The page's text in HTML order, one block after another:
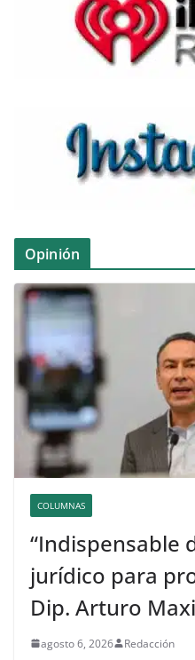
Opinión
COLUMNAS
“Indispensable
jurídico para
Dip. Arturo
agosto 6, 2026 Redacción